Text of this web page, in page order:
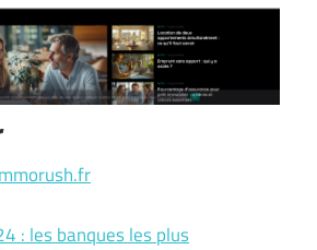
: les banques les plus